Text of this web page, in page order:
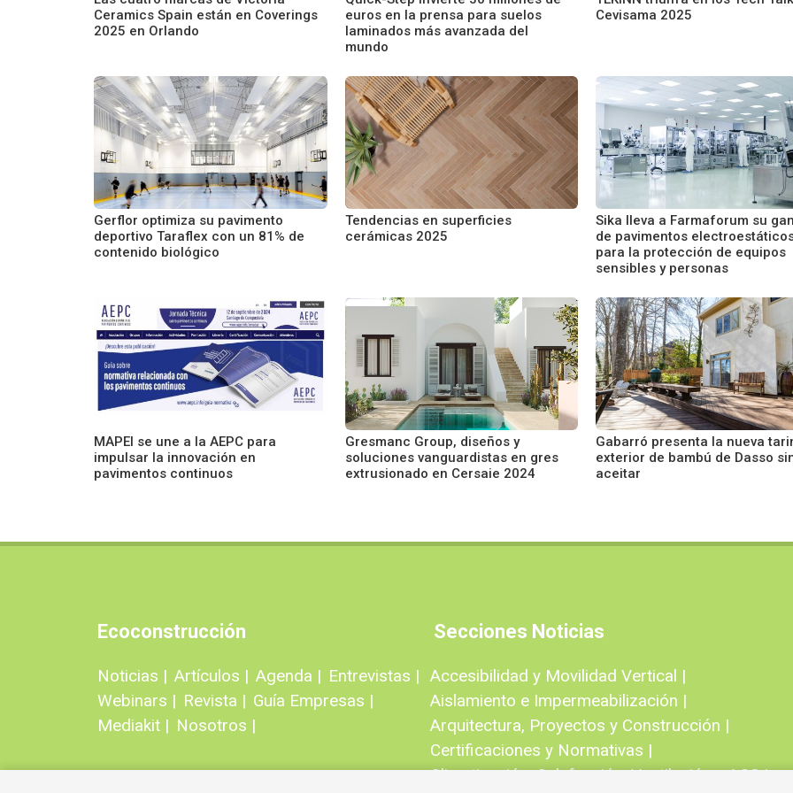
Ceramics Spain están en Coverings
2025 en Orlando
euros en la prensa para suelos
laminados más avanzada del
mundo
Cevisama 2025
Gerflor optimiza su pavimento
deportivo Taraflex con un 81% de
contenido biológico
Tendencias en superficies
cerámicas 2025
Sika lleva a Farmaforum su
de pavimentos
para la protección de equipos
sensibles y personas
MAPEI se une a la AEPC para
impulsar la innovación en
pavimentos continuos
Gresmanc Group, diseños y
soluciones vanguardistas en gres
extrusionado en Cersaie 2024
Gabarró presenta la nueva
exterior de bambú de Dasso
aceitar
Ecoconstrucción
Noticias | Artículos | Agenda | Entrevistas |
Webinars | Revista | Guía Empresas |
Mediakit | Nosotros |
Secciones Noticias
Accesibilidad y Movilidad Vertical |
Aislamiento e Impermeabilización |
Arquitectura, Proyectos y Construcción |
Certificaciones y Normativas |
Climatización, Calefacción, Ventilación y ACS |